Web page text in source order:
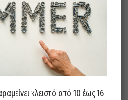
κλειστό από 10 έως 16